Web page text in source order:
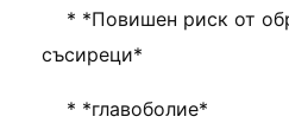
* *Повишен риск от
съсиреци*
* *главоболие*